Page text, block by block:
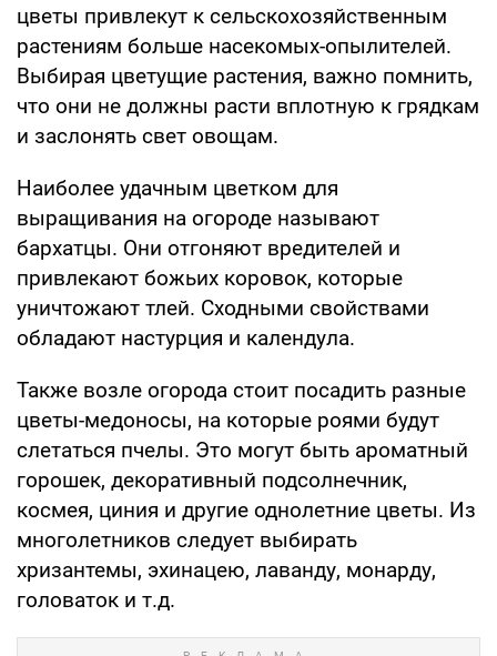
цветы привлекут к сельскохозяйственным
растениям больше насекомых-опылителей.
Выбирая цветущие растения, важно помнить,
что они не должны расти вплотную к грядкам
и заслонять свет овощам.
Наиболее удачным цветком для
выращивания на огороде называют
бархатцы. Они отгоняют вредителей и
привлекают божьих коровок, которые
уничтожают тлей. Сходными свойствами
обладают настурция и календула.
Также возле огорода стоит посадить разные
цветы-медоносы, на которые роями будут
слетаться пчелы. Это могут быть ароматный
горошек, декоративный подсолнечник,
космея, циния и другие однолетние цветы. Из
многолетников следует выбирать
хризантемы, эхинацею, лаванду, монарду,
головаток и т.д.